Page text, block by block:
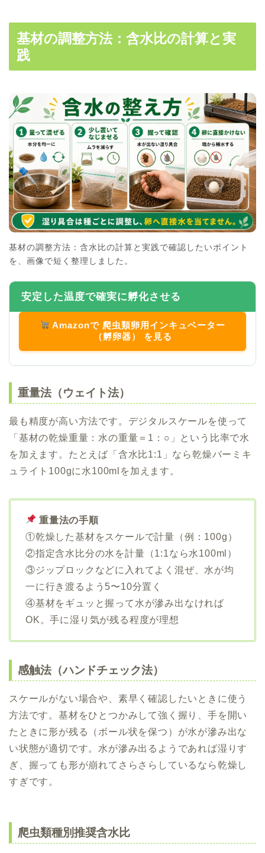
基材の調整方法：含水比の計算と実
践
基材の調整方法：含水比の計算と実践で確認したいポイント
を、画像で短く整理しました。
安定した温度で確実に孵化させる
Amazonで 爬虫類卵用インキュベーター
（孵卵器） を見る
重量法（ウェイト法）
最も精度が高い方法です。デジタルスケールを使って
「基材の乾燥重量：水の重量＝1：○」という比率で水
を加えます。たとえば「含水比1:1」なら乾燥バーミキ
ュライト100gに水100mlを加えます。
重量法の手順
①乾燥した基材をスケールで計量（例：100g）
②指定含水比分の水を計量（1:1なら水100ml）
③ジップロックなどに入れてよく混ぜ、水が均
一に行き渡るよう5〜10分置く
④基材をギュッと握って水が滲み出なければ
OK。手に湿り気が残る程度が理想
感触法（ハンドチェック法）
スケールがない場合や、素早く確認したいときに使う
方法です。基材をひとつかみして強く握り、手を開い
たときに形が残る（ボール状を保つ）が水が滲み出な
い状態が適切です。水が滲み出るようであれば湿りす
ぎ、握っても形が崩れてさらさらしているなら乾燥し
すぎです。
爬虫類種別推奨含水比